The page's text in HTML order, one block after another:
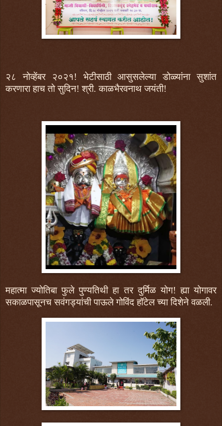
२८ नोव्हेंबर २०२१! भेटीसाठी आसुसलेल्या डोळ्यांना सुशांत
करणारा हाच तो सुदिन! श्री. काळभैरवनाथ जयंती!
महात्मा ज्योतिबा फुले पुण्यतिथी हा तर दुर्मिळ योग! ह्या योगावर
सकाळपासूनच सवंगड्यांची पाऊले गोविंद हॉटेल च्या दिशेने वळली.